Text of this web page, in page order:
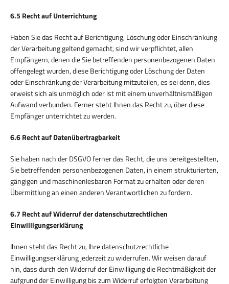
6.5 Recht auf Unterrichtung
Haben Sie das Recht auf Berichtigung, Löschung oder Einschränkung
der Verarbeitung geltend gemacht, sind wir verpflichtet, allen
Empfängern, denen die Sie betreffenden personenbezogenen Daten
offengelegt wurden, diese Berichtigung oder Löschung der Daten
oder Einschränkung der Verarbeitung mitzuteilen, es sei denn, dies
erweist sich als unmöglich oder ist mit einem unverhältnismäßigen
Aufwand verbunden. Ferner steht Ihnen das Recht zu, über diese
Empfänger unterrichtet zu werden.
6.6 Recht auf Datenübertragbarkeit
Sie haben nach der DSGVO ferner das Recht, die uns bereitgestellten,
Sie betreffenden personenbezogenen Daten, in einem strukturierten,
gängigen und maschinenlesbaren Format zu erhalten oder deren
Übermittlung an einen anderen Verantwortlichen zu fordern.
6.7 Recht auf Widerruf der datenschutzrechtlichen
Einwilligungserklärung
Ihnen steht das Recht zu, Ihre datenschutzrechtliche
Einwilligungserklärung jederzeit zu widerrufen. Wir weisen darauf
hin, dass durch den Widerruf der Einwilligung die Rechtmäßigkeit der
aufgrund der Einwilligung bis zum Widerruf erfolgten Verarbeitung